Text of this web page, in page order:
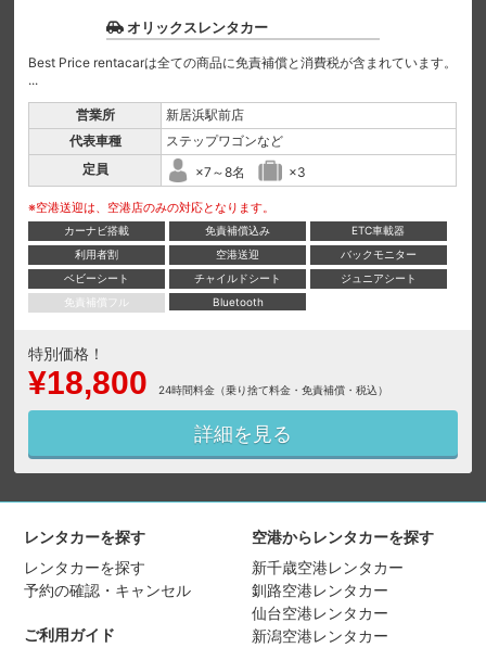
オリックスレンタカー
Best Price rentacarは全ての商品に免責補償と消費税が含まれています。
...
営業所
新居浜駅前店
代表車種
ステップワゴンなど
定員
×7～8名 ×3
※空港送迎は、空港店のみの対応となります。
カーナビ搭載 免責補償込み
ETC車載器
利用者割
空港送迎
バックモニター
ベビーシート
チャイルドシート
ジュニアシート
免責補償フル
Bluetooth
特別価格！
¥18,800 24時間料金（乗り捨て料金・免責補償・税込）
詳細を見る
レンタカーを探す
レンタカーを探す
予約の確認・キャンセル
ご利用ガイド
空港からレンタカーを探す
新千歳空港レンタカー
釧路空港レンタカー
仙台空港レンタカー
新潟空港レンタカー